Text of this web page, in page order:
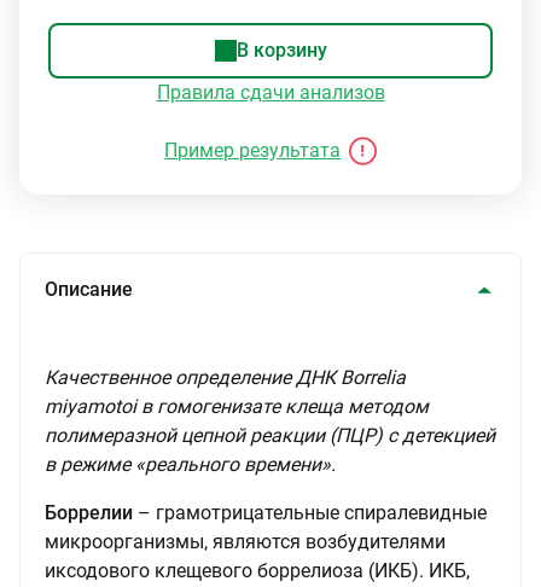
В корзину
Правила сдачи анализов
Пример результата
Описание
Качественное определение ДНК Borrelia
miyamotoi в гомогенизате клеща методом
полимеразной цепной реакции (ПЦР) с детекцией
в режиме «реального времени».
Боррелии – грамотрицательные спиралевидные
микроорганизмы, являются возбудителями
иксодового клещевого боррелиоза (ИКБ). ИКБ,